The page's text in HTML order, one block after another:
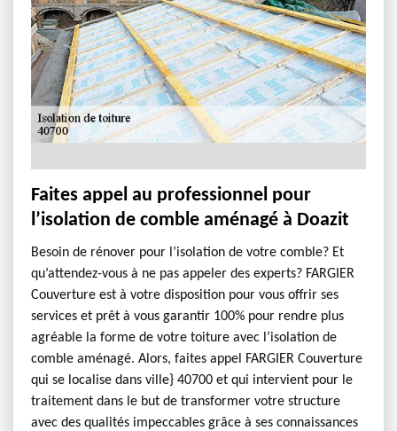
Faites appel au professionnel pour
l’isolation de comble aménagé à Doazit
Besoin de rénover pour l’isolation de votre comble? Et
qu’attendez-vous à ne pas appeler des experts? FARGIER
Couverture est à votre disposition pour vous offrir ses
services et prêt à vous garantir 100% pour rendre plus
agréable la forme de votre toiture avec l’isolation de
comble aménagé. Alors, faites appel FARGIER Couverture
qui se localise dans ville} 40700 et qui intervient pour le
traitement dans le but de transformer votre structure
avec des qualités impeccables grâce à ses connaissances